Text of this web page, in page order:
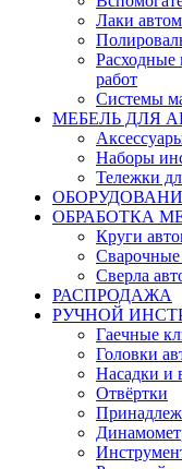
Лаки
Расходные
работ
Системы
МЕБЕЛЬ ДЛЯ
Наборы
Тележки
ОБРАБОТКА
Круги
Сверла
РАСПРОДАЖА
РУЧНОЙ
Гаечные
Головки
Насадки и
Отвёртки